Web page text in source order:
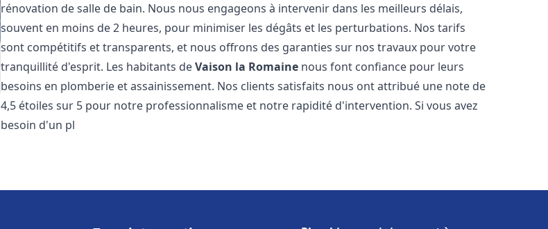
rénovation de salle de bain. Nous nous engageons à intervenir dans les meilleurs délais,
souvent en moins de 2 heures, pour minimiser les dégâts et les perturbations. Nos tarifs
sont compétitifs et transparents, et nous offrons des garanties sur nos travaux pour votre
tranquillité d'esprit. Les habitants deVaison la Romaine nous font confiance pour leurs
besoins en plomberie et assainissement. Nos clients satisfaits nous ont attribué une note de
4,5 étoiles sur 5 pour notre professionnalisme et notre rapidité d'intervention. Si vous avez
besoin d'un pl